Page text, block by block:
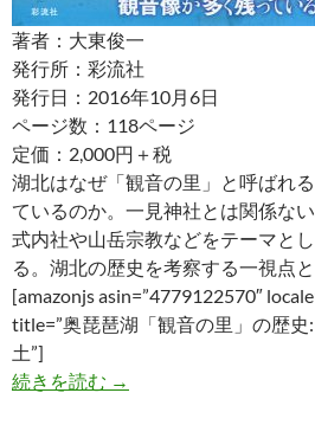
著者：大東俊一
発行所：彩流社
発行日：2016年10月6日
ページ数：118ページ
定価：2,000円＋税
湖北はなぜ「観音の里」と呼ばれ
ているのか。一見神社とは関係な
式内社や山岳宗教などをテーマと
る。湖北の歴史を考察する一視点
[amazonjs asin=”4779122570″
title=”奥琵琶湖「観音の里」の歴
土”]
続きを読む 奥琵琶湖「観音の里
→